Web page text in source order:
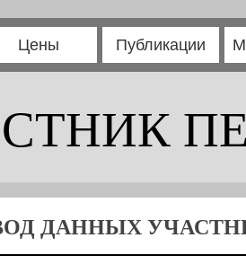
Цены Публикации
ДАННЫХ